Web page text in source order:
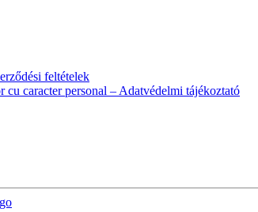
feltételek
caracter personal – Adatvédelmi tájékoztató